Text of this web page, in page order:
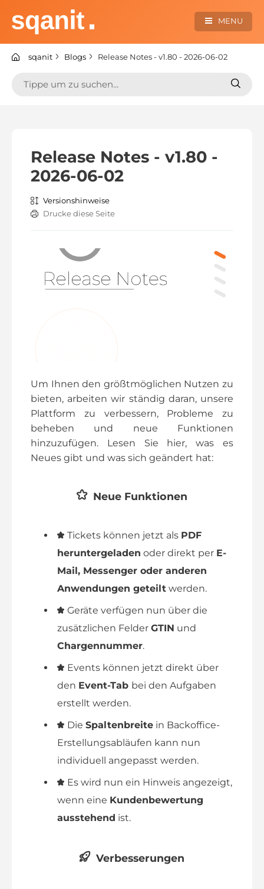
Inhalt
springen
sqanit Knowledge center
MENU
sqanit Blogs Release Notes - v1.80 - 2026-06-02
Suchen
Release Notes - v1.80 -
2026-06-02
Versionshinweise
Drucke diese Seite
Um Ihnen den größtmöglichen Nutzen zu
bieten, arbeiten wir ständig daran, unsere
Plattform zu verbessern, Probleme zu
beheben und neue Funktionen
hinzuzufügen. Lesen Sie hier, was es
Neues gibt und was sich geändert hat:
Neue Funktionen
Tickets können jetzt als PDF
heruntergeladen oder direkt per E-
Mail, Messenger oder anderen
Anwendungen geteilt werden.
Geräte verfügen nun über die
zusätzlichen Felder GTIN und
Chargennummer.
Events können jetzt direkt über
den Event-Tab bei den Aufgaben
erstellt werden.
Die Spaltenbreite in Backoffice-
Erstellungsabläufen kann nun
individuell angepasst werden.
Es wird nun ein Hinweis angezeigt,
wenn eine Kundenbewertung
ausstehend ist.
Verbesserungen